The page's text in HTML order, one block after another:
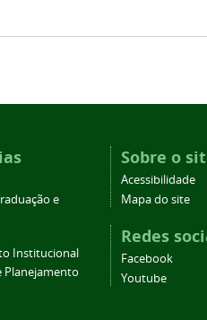
e
Institucional
Planejamento
Sobre o
Acessibilidade
Mapa do site
Redes
Facebook
Youtube